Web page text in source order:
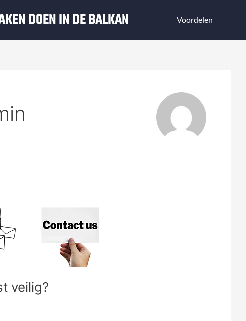
DOEN IN DE BALKAN Voordelen
veilig?